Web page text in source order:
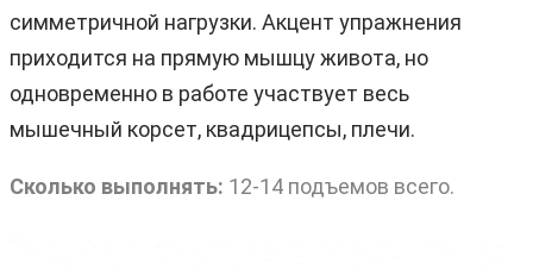
симметричной нагрузки. Акцент упражнения
приходится на прямую мышцу живота, но
одновременно в работе участвует весь
мышечный корсет, квадрицепсы, плечи.
Сколько выполнять: 12-14 подъемов всего.